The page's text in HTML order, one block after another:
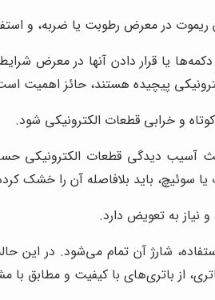
ریموت در معرض رطوبت یا ضربه، و
یا قرار دادن آنها در معرض
پیچیده هستند، حائز اهمیت
و خرابی قطعات الکترونیکی شود.
آسیب دیدگی قطعات الکترونیکی
باید بلافاصله آن را خشک کرده
نیاز به تعویض دارد.
شارژ آن تمام می‌شود. در این
از باتری‌های با کیفیت و مطابق